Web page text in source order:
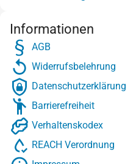
Informationen
AGB
Widerrufsbelehrung
Datenschutzerklärung
Barrierefreiheit
Verhaltenskodex
REACH Verordnung